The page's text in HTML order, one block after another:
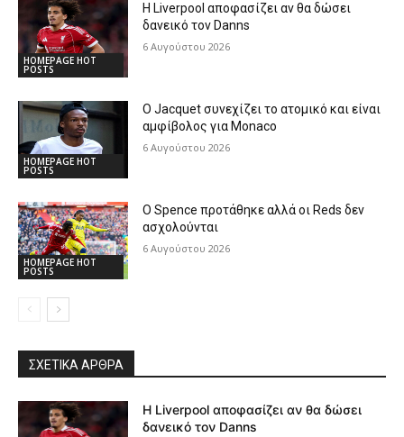
HOMEPAGE HOT
POSTS
Η Liverpool αποφασίζει αν θα δώσει
δανεικό τον Danns
6 Αυγούστου 2026
HOMEPAGE HOT
POSTS
Ο Jacquet συνεχίζει το ατομικό και είναι
αμφίβολος για Monaco
6 Αυγούστου 2026
HOMEPAGE HOT
POSTS
Ο Spence προτάθηκε αλλά οι Reds δεν
ασχολούνται
6 Αυγούστου 2026
ΣΧΕΤΙΚΆ ΆΡΘΡΑ
Η Liverpool αποφασίζει αν θα δώσει
δανεικό τον Danns